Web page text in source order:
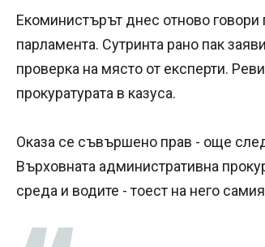
Екоминистърът днес отново
парламента. Сутринта рано пак
проверка на място от експерти.
прокуратурата в казуса.
Оказа се съвършено прав - още
Върховната административна
среда и водите - тоест на него